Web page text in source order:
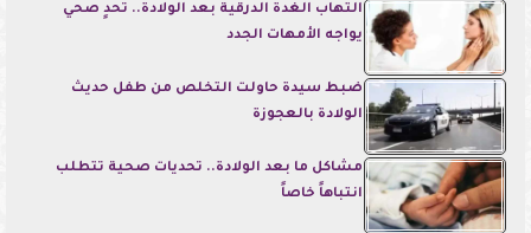
التهاب الغدة الدرقية بعد الولادة.. تحدٍ صحي
يواجه الأمهات الجدد
ضبط سيدة حاولت التخلص من طفل حديث
الولادة بالعجوزة
مشاكل ما بعد الولادة.. تحديات صحية تتطلب
انتباهاً خاصاً